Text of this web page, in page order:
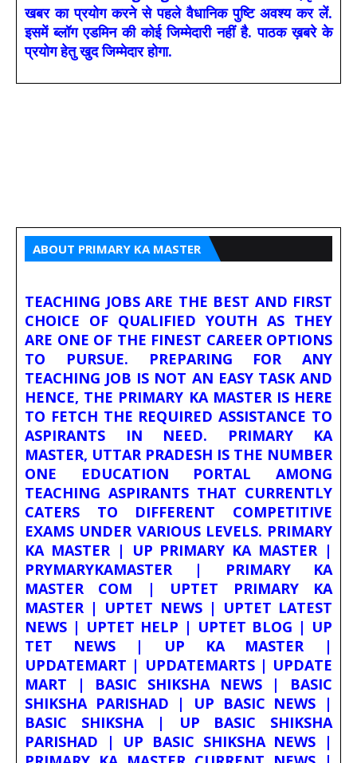
खबर का प्रयोग करने से पहले वैधानिक पुष्टि अवश्य कर लें.
इसमें ब्लॉग एडमिन की कोई जिम्मेदारी नहीं है. पाठक ख़बरे के
प्रयोग हेतु खुद जिम्मेदार होगा.
ABOUT PRIMARY KA MASTER
TEACHING JOBS ARE THE BEST AND FIRST
CHOICE OF QUALIFIED YOUTH AS THEY
ARE ONE OF THE FINEST CAREER OPTIONS
TO PURSUE. PREPARING FOR ANY
TEACHING JOB IS NOT AN EASY TASK AND
HENCE, THE PRIMARY KA MASTER IS HERE
TO FETCH THE REQUIRED ASSISTANCE TO
ASPIRANTS IN NEED. PRIMARY KA
MASTER, UTTAR PRADESH IS THE NUMBER
ONE EDUCATION PORTAL AMONG
TEACHING ASPIRANTS THAT CURRENTLY
CATERS TO DIFFERENT COMPETITIVE
EXAMS UNDER VARIOUS LEVELS. PRIMARY
KA MASTER | UP PRIMARY KA MASTER |
PRYMARYKAMASTER | PRIMARY KA
MASTER COM | UPTET PRIMARY KA
MASTER | UPTET NEWS | UPTET LATEST
NEWS | UPTET HELP | UPTET BLOG | UP
TET NEWS | UP KA MASTER |
UPDATEMART | UPDATEMARTS | UPDATE
MART | BASIC SHIKSHA NEWS | BASIC
SHIKSHA PARISHAD | UP BASIC NEWS |
BASIC SHIKSHA | UP BASIC SHIKSHA
PARISHAD | UP BASIC SHIKSHA NEWS |